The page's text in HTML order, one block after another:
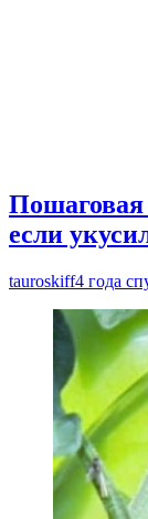
Пошаговая
если
tauroskiff4 года